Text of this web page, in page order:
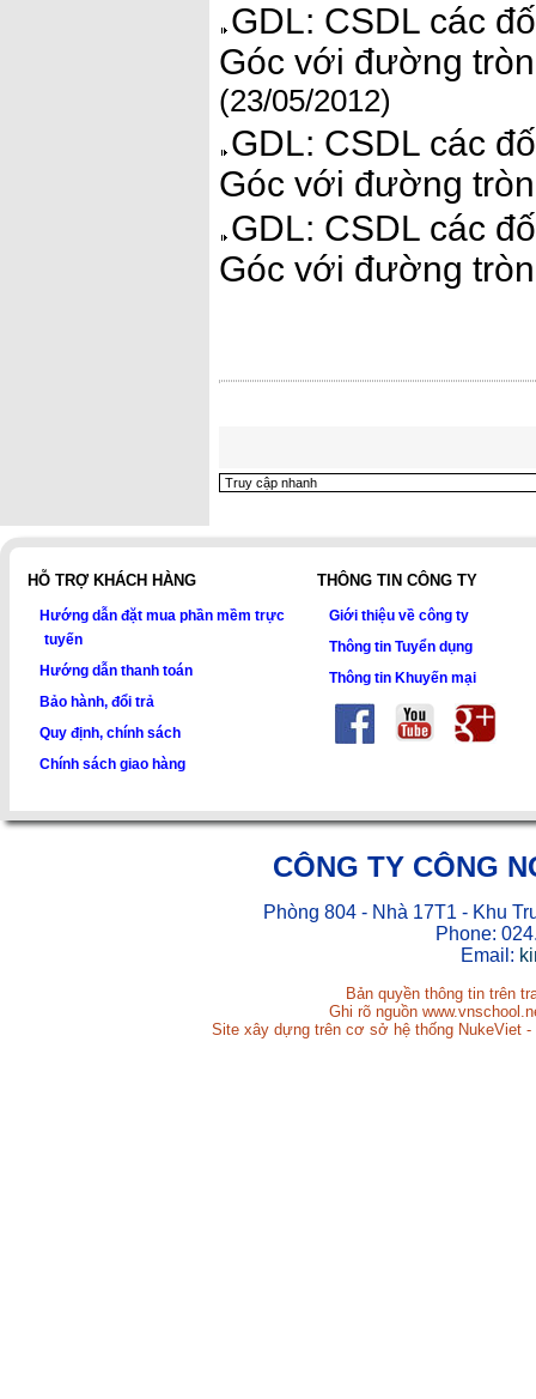
GDL: CSDL các
Góc với đường
(23/05/2012)
GDL: CSDL các
Góc với đường
GDL: CSDL các
Góc với đường
HỖ TRỢ KHÁCH HÀNG
Hướng dẫn đặt mua phần mềm trực
tuyến
Hướng dẫn thanh toán
Bảo hành, đổi trả
Quy định, chính sách
Chính sách giao hàng
THÔNG TIN CÔNG TY
Giới thiệu về công ty
Thông tin Tuyển dụng
Thông tin Khuyến mại
CÔNG TY CÔNG
Phòng 804 - Nhà 17T1 - Khu
Phone:
Email:
Bản quyền thông tin trên
Ghi rõ nguồn
Site xây dựng trên cơ sở hệ thống NukeViet